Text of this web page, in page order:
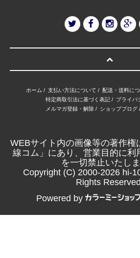
ホーム / 支払い方法について / 配送・送料に
特定商取引法に基づく表記/ プライバ
メルマガ登録・解除 / ショップブログ /
WEBサイト内の画像等の著作権
線コム」にあり、営業目的に利
を一切禁止いたしま
Copyright (C) 2000-2026 hi-
Rights
Powered by